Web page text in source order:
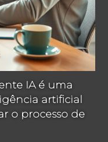
IA é uma
artificial
o processo de